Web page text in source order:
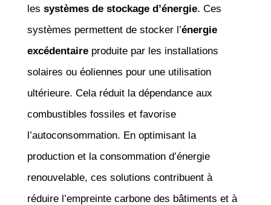
les systèmes de stockage d’énergie. Ces
systèmes permettent de stocker l’énergie
excédentaireproduite par les installations
solaires ou éoliennes pour une utilisation
ultérieure. Cela réduit la dépendance aux
combustibles fossiles et favorise
l’autoconsommation. En optimisant la
production et la consommation d’énergie
renouvelable, ces solutions contribuent à
réduire l’empreinte carbone des bâtiments et à